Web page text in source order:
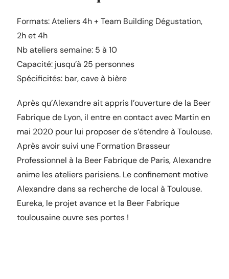
Formats: Ateliers 4h + Team Building Dégustation,
2h et 4h
Nb ateliers semaine: 5 à 10
Capacité: jusqu’à 25 personnes
Spécificités: bar, cave à bière
Après qu’Alexandre ait appris l’ouverture de la Beer
Fabrique de Lyon, il entre en contact avec Martin en
mai 2020 pour lui proposer de s’étendre à Toulouse.
Après avoir suivi une Formation Brasseur
Professionnel à la Beer Fabrique de Paris, Alexandre
anime les ateliers parisiens. Le confinement motive
Alexandre dans sa recherche de local à Toulouse.
Eureka, le projet avance et la Beer Fabrique
toulousaine ouvre ses portes !